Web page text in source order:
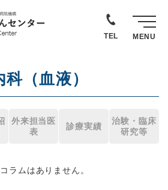
TEL MENU
（血液）
外来担当医
表
診療実績
治験・臨床
研究等
ラムはありません。